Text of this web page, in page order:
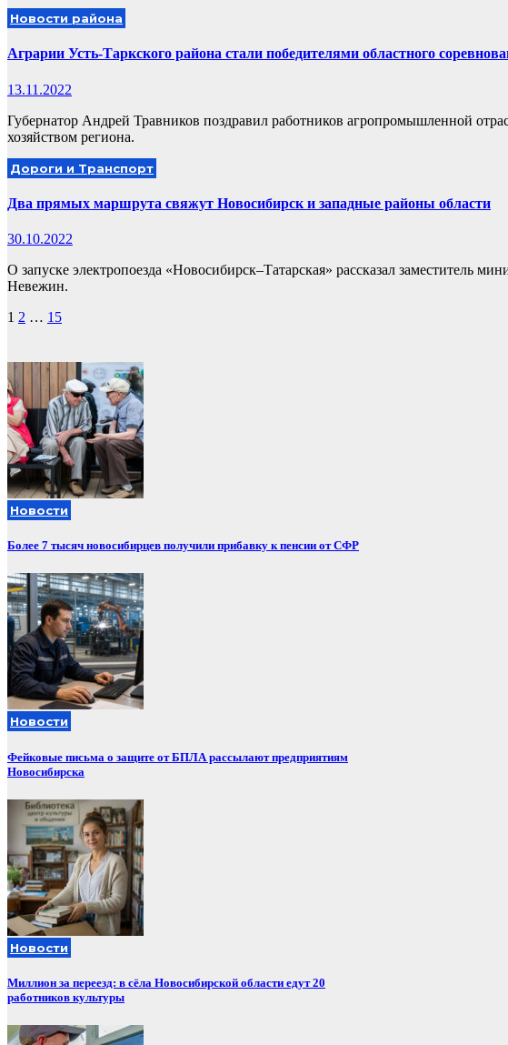
Новости района
Аграрии Усть-Таркского района стали победителями областного
13.11.2022
Губернатор Андрей Травников поздравил работников агропромышленной
хозяйством региона.
Дороги и Транспорт
Два прямых маршрута свяжут Новосибирск и западные районы области
30.10.2022
О запуске электропоезда «Новосибирск–Татарская» рассказал заместитель
Невежин.
Пагинация
1 2 … 15
Новости
Более 7 тысяч новосибирцев получили прибавку к пенсии от СФР
Новости
Фейковые письма о защите от БПЛА рассылают предприятиям
Новосибирска
Новости
Миллион за переезд: в сёла Новосибирской области едут 20
работников культуры